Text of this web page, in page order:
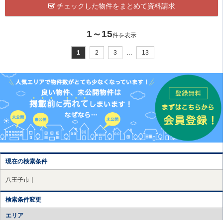
チェックした物件をまとめて資料請求
1～15件を表示
1 2 3 … 13
現在の検索条件
八王子市｜
検索条件変更
エリア